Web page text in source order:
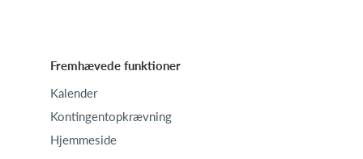
Fremhævede funktioner
Kalender
Kontingentopkrævning
Hjemmeside